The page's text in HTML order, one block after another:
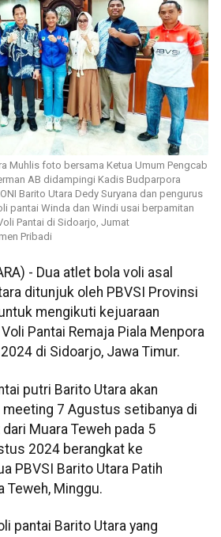
Muhlis foto bersama Ketua Umum Pengcab
AB didampingi Kadis Budparpora
Barito Utara Dedy Suryana dan pengurus
pantai Winda dan Windi usai berpamitan
Pantai di Sidoarjo, Jumat
Pribadi
- Dua atlet bola voli asal
ditunjuk oleh PBVSI Provinsi
mengikuti kejuaraan
Pantai Remaja Piala Menpora
di Sidoarjo, Jawa Timur.
putri Barito Utara akan
7 Agustus setibanya di
Muara Teweh pada 5
2024 berangkat ke
PBVSI Barito Utara Patih
Teweh, Minggu.
pantai Barito Utara yang